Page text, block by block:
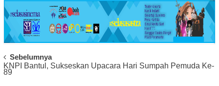
Post
Navigation
Sebelumnya
KNPI Bantul, Sukseskan Upacara Hari Sumpah Pemuda Ke-
89